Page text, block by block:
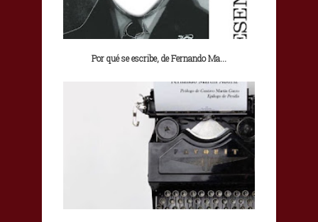
Por qué se escribe, de Fernando Ma...